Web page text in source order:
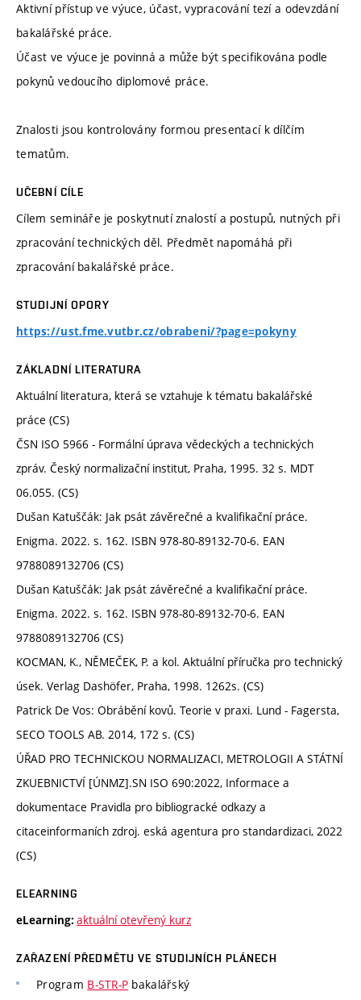
Aktivní přístup ve výuce, účast, vypracování tezí a odevzdání
bakalářské práce.
Účast ve výuce je povinná a může být specifikována podle
pokynů vedoucího diplomové práce.
Znalosti jsou kontrolovány formou presentací k dílčím
tematům.
UČEBNÍ CÍLE
Cílem semináře je poskytnutí znalostí a postupů, nutných při
zpracování technických děl. Předmět napomáhá při
zpracování bakalářské práce.
STUDIJNÍ OPORY
https://ust.fme.vutbr.cz/obrabeni/?page=pokyny
ZÁKLADNÍ LITERATURA
Aktuální literatura, která se vztahuje k tématu bakalářské
práce (CS)
ČSN ISO 5966 - Formální úprava vědeckých a technických
zpráv. Český normalizační institut, Praha, 1995. 32 s. MDT
06.055. (CS)
Dušan Katuščák: Jak psát závěrečné a kvalifikační práce.
Enigma. 2022. s. 162. ISBN 978-80-89132-70-6. EAN
9788089132706 (CS)
Dušan Katuščák: Jak psát závěrečné a kvalifikační práce.
Enigma. 2022. s. 162. ISBN 978-80-89132-70-6. EAN
9788089132706 (CS)
KOCMAN, K., NĚMEČEK, P. a kol. Aktuální příručka pro technický
úsek. Verlag Dashöfer, Praha, 1998. 1262s. (CS)
Patrick De Vos: Obrábění kovů. Teorie v praxi. Lund - Fagersta,
SECO TOOLS AB. 2014, 172 s. (CS)
ÚŘAD PRO TECHNICKOU NORMALIZACI, METROLOGII A STÁTNÍ
ZKUEBNICTVÍ [ÚNMZ].SN ISO 690:2022, Informace a
dokumentace Pravidla pro bibliogracké odkazy a
citaceinformaních zdroj. eská agentura pro standardizaci, 2022
(CS)
ELEARNING
eLearning: aktuální otevřený kurz
ZAŘAZENÍ PŘEDMĚTU VE STUDIJNÍCH PLÁNECH
Program B-STR-P bakalářský